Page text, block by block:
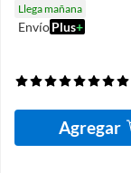
Llega mañana
EnvíoPlus+
Agregar